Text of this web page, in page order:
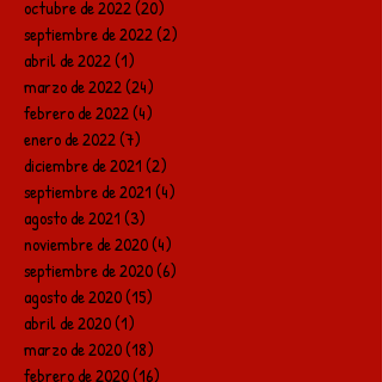
octubre de 2022(20)
septiembre de 2022(2)
abril de 2022(1)
marzo de 2022(24)
febrero de 2022(4)
enero de 2022(7)
diciembre de 2021(2)
septiembre de 2021(4)
agosto de 2021(3)
noviembre de 2020(4)
septiembre de 2020(6)
agosto de 2020(15)
abril de 2020(1)
marzo de 2020(18)
febrero de 2020(16)